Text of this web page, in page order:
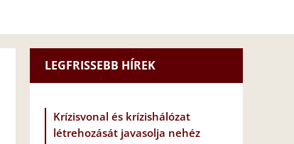
LEGFRISSEBB HÍREK
Krízisvonal és krízishálózat
létrehozását javasolja nehéz